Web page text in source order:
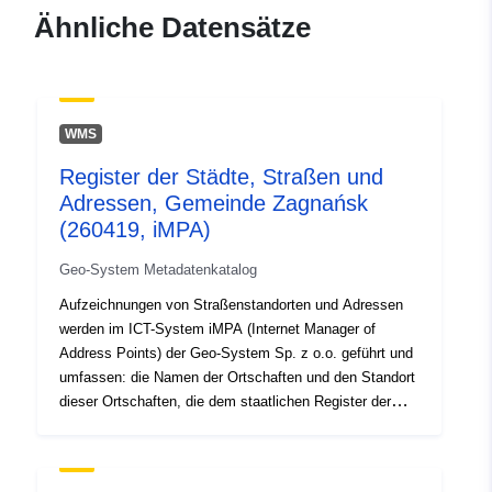
], [ 15.63567803,
Typ:
Polygon
Räumliche
Ursprünge:
Ewidencja miejscowości
ulic i adresów została
założona na podstawie:
numera...
Ähnliche Datensätze
WMS
Register der Städte, Straßen und
Adressen, Gemeinde Zagnańsk
(260419, iMPA)
Geo-System Metadatenkatalog
Aufzeichnungen von Straßenstandorten und Adressen
werden im ICT-System iMPA (Internet Manager of
Address Points) der Geo-System Sp. z o.o. geführt und
umfassen: die Namen der Ortschaften und den Standort
dieser Ortschaften, die dem staatlichen Register der
Plätze; Orts-, Straßen- und Quadratkennungen aus dem